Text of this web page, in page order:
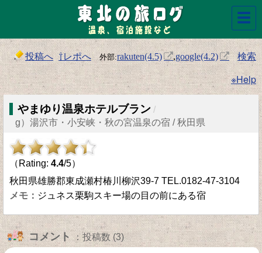
投稿へ ⇧レポへ rakuten(4.5) ,google(4.2)
検索
※Help
やまゆり温泉ホテルブラン /
g）湯沢市・小安峡・秋の宮温泉の宿 / 秋田県
（Rating: 4.4/5）
秋田県雄勝郡東成瀬村椿川柳沢39-7 TEL.0182-47-3104
ジュネス栗駒スキー場の目の前にある宿
コメント ：投稿数 (3)
☰